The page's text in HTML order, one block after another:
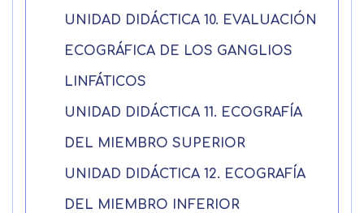
UNIDAD DIDÁCTICA 10. EVALUACIÓN
ECOGRÁFICA DE LOS GANGLIOS
LINFÁTICOS
UNIDAD DIDÁCTICA 11. ECOGRAFÍA
DEL MIEMBRO SUPERIOR
UNIDAD DIDÁCTICA 12. ECOGRAFÍA
DEL MIEMBRO INFERIOR
finalidad prevista en la información
Leer más